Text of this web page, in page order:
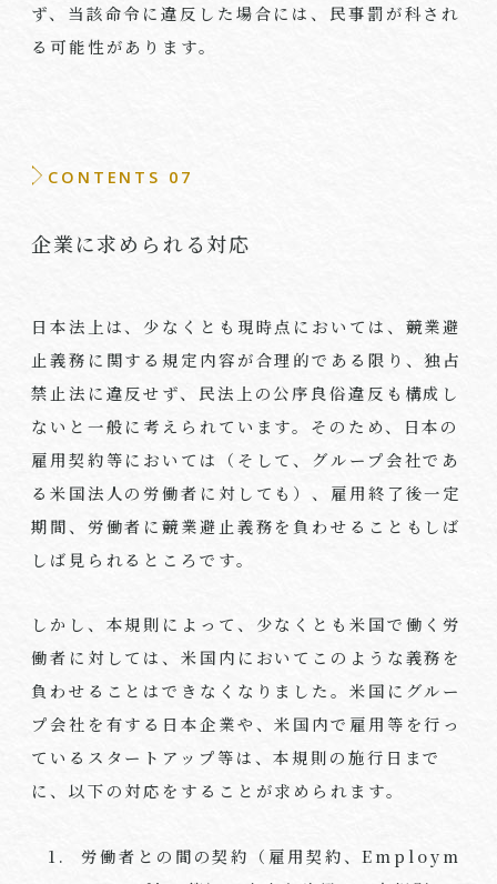
ず、当該命令に違反した場合には、民事罰が科され
る可能性があります。
CONTENTS 07
企業に求められる対応
日本法上は、少なくとも現時点においては、競業避
止義務に関する規定内容が合理的である限り、独占
禁止法に違反せず、民法上の公序良俗違反も構成し
ないと一般に考えられています。そのため、日本の
雇用契約等においては（そして、グループ会社であ
る米国法人の労働者に対しても）、雇用終了後一定
期間、労働者に競業避止義務を負わせることもしば
しば見られるところです。
しかし、本規則によって、少なくとも米国で働く労
働者に対しては、米国内においてこのような義務を
負わせることはできなくなりました。米国にグルー
プ会社を有する日本企業や、米国内で雇用等を行っ
ているスタートアップ等は、本規則の施行日まで
に、以下の対応をすることが求められます。
労働者との間の契約（雇用契約、Employm